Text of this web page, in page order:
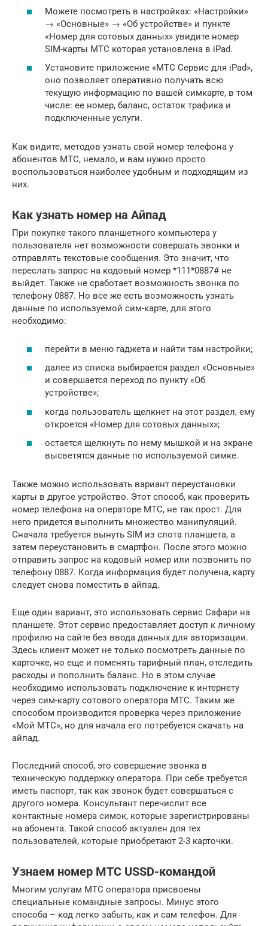
Можете посмотреть в настройках: «Настройки»
→ «Основные» → «Об устройстве» и пункте
«Номер для сотовых данных» увидите номер
SIM-карты МТС которая установлена в iPad.
Установите приложение «МТС Сервис для iPad»,
оно позволяет оперативно получать всю
текущую информацию по вашей симкарте, в том
числе: ее номер, баланс, остаток трафика и
подключенные услуги.
Как видите, методов узнать свой номер телефона у
абонентов МТС, немало, и вам нужно просто
воспользоваться наиболее удобным и подходящим из
них.
Как узнать номер на Айпад
При покупке такого планшетного компьютера у
пользователя нет возможности совершать звонки и
отправлять текстовые сообщения. Это значит, что
переслать запрос на кодовый номер *111*0887# не
выйдет. Также не сработает возможность звонка по
телефону 0887. Но все же есть возможность узнать
данные по используемой сим-карте, для этого
необходимо:
перейти в меню гаджета и найти там настройки;
далее из списка выбирается раздел «Основные»
и совершается переход по пункту «Об
устройстве»;
когда пользователь щелкнет на этот раздел, ему
откроется «Номер для сотовых данных»;
остается щелкнуть по нему мышкой и на экране
высветятся данные по используемой симке.
Также можно использовать вариант переустановки
карты в другое устройство. Этот способ, как проверить
номер телефона на операторе МТС, не так прост. Для
него придется выполнить множество манипуляций.
Сначала требуется вынуть SIM из слота планшета, а
затем переустановить в смартфон. После этого можно
отправить запрос на кодовый номер или позвонить по
телефону 0887. Когда информация будет получена, карту
следует снова поместить в айпад.
Еще один вариант, это использовать сервис Сафари на
планшете. Этот сервис предоставляет доступ к личному
профилю на сайте без ввода данных для авторизации.
Здесь клиент может не только посмотреть данные по
карточке, но еще и поменять тарифный план, отследить
расходы и пополнить баланс. Но в этом случае
необходимо использовать подключение к интернету
через сим-карту сотового оператора МТС. Таким же
способом производится проверка через приложение
«Мой МТС», но для начала его потребуется скачать на
айпад.
Последний способ, это совершение звонка в
техническую поддержку оператора. При себе требуется
иметь паспорт, так как звонок будет совершаться с
другого номера. Консультант перечислит все
контактные номера симок, которые зарегистрированы
на абонента. Такой способ актуален для тех
пользователей, которые приобретают 2-3 карточки.
Узнаем номер МТС USSD-командой
Многим услугам МТС оператора присвоены
специальные командные запросы. Минус этого
способа – код легко забыть, как и сам телефон. Для